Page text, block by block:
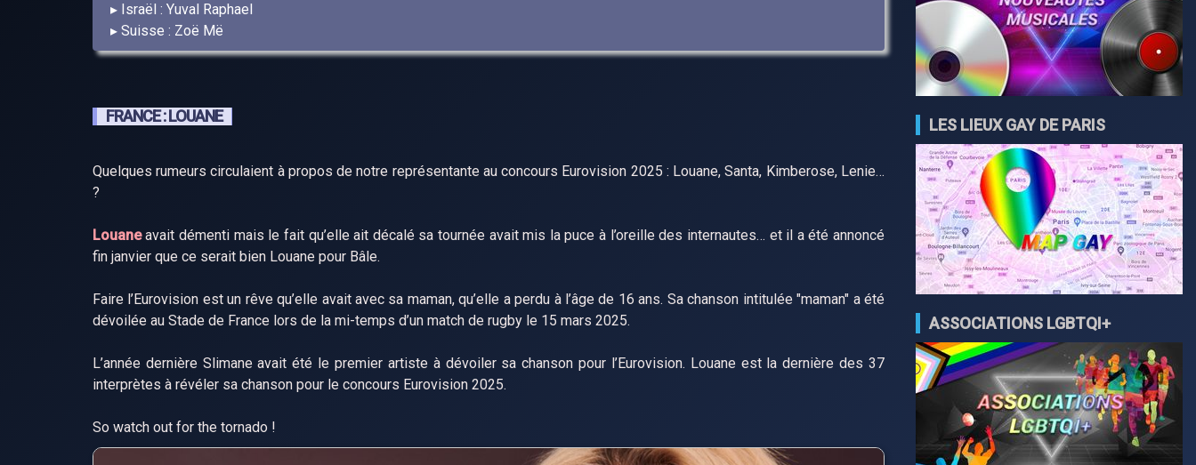
Israël : Yuval Raphael
Suisse : Zoë Më
FRANCE : LOUANE
Quelques rumeurs circulaient à propos de notre représentante au concours Eurovision 2025 : Louane, Santa, Kimberose, Lenie…
?
Louaneavait démenti mais le fait qu’elle ait décalé sa tournée avait mis la puce à l’oreille des internautes… et il a été annoncé
fin janvier que ce serait bien Louane pour Bâle.
Faire l’Eurovision est un rêve qu’elle avait avec sa maman, qu’elle a perdu à l’âge de 16 ans. Sa chanson intitulée "maman" a été
dévoilée au Stade de France lors de la mi-temps d’un match de rugby le 15 mars 2025.
L’année dernière Slimane avait été le premier artiste à dévoiler sa chanson pour l’Eurovision. Louane est la dernière des 37
interprètes à révéler sa chanson pour le concours Eurovision 2025.
So watch out for the tornado !
LES LIEUX GAY DE PARIS
ASSOCIATIONS LGBTQI+